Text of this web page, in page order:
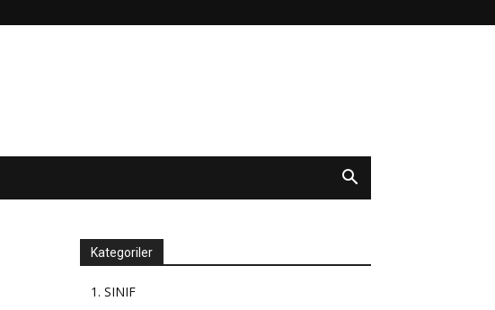
Kategoriler
1. SINIF